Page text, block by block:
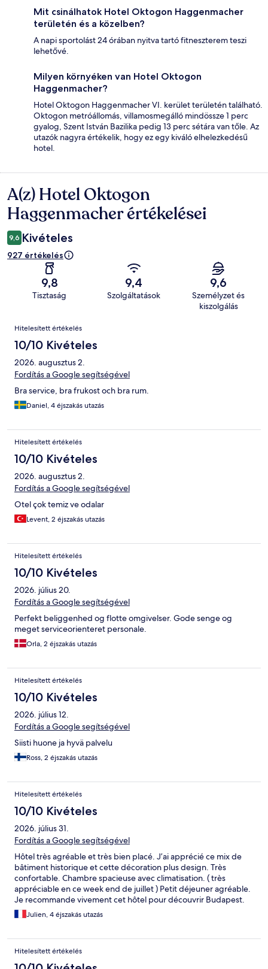
Mit csinálhatok Hotel Oktogon Haggenmacher
területén és a közelben?
A napi sportolást 24 órában nyitva tartó fitneszterem teszi
lehetővé.
Milyen környéken van Hotel Oktogon
Haggenmacher?
Hotel Oktogon Haggenmacher VI. kerület területén található.
Oktogon metróállomás, villamosmegálló mindössze 1 perc
gyalog, Szent István Bazilika pedig 13 perc sétára van tőle. Az
utazók nagyra értékelik, hogy ez egy kiváló elhelezkedésű
hotel.
Értékelések
A(z) Hotel Oktogon
Haggenmacher értékelései
9,6 Kivételes
927 értékelés
9,8
Tisztaság
9,4
Szolgáltatások
9,6
Személyzet és
kiszolgálás
Értékelések
Hitelesített értékelés
10/10 Kivételes
2026. augusztus 2.
Fordítás a Google segítségével
Bra service, bra frukost och bra rum.
Daniel, 4 éjszakás utazás
Hitelesített értékelés
10/10 Kivételes
2026. augusztus 2.
Fordítás a Google segítségével
Otel çok temiz ve odalar
Levent, 2 éjszakás utazás
Hitelesített értékelés
10/10 Kivételes
2026. július 20.
Fordítás a Google segítségével
Perfekt beliggenhed og flotte omgivelser. Gode senge og
meget serviceorienteret personale.
Orla, 2 éjszakás utazás
Hitelesített értékelés
10/10 Kivételes
2026. július 12.
Fordítás a Google segítségével
Siisti huone ja hyvä palvelu
Ross, 2 éjszakás utazás
Hitelesített értékelés
10/10 Kivételes
2026. július 31.
Fordítás a Google segítségével
Hôtel très agréable et très bien placé. J’ai apprécié ce mix de
bâtiment historique et cette décoration plus design. Très
confortable. Chambre spacieuse avec climatisation. ( très
appréciable en ce week end de juillet ) Petit déjeuner agréable.
Je recommande vivement cet hôtel pour découvrir Budapest.
Bon rapport qualité prix.
Julien, 4 éjszakás utazás
Hitelesített értékelés